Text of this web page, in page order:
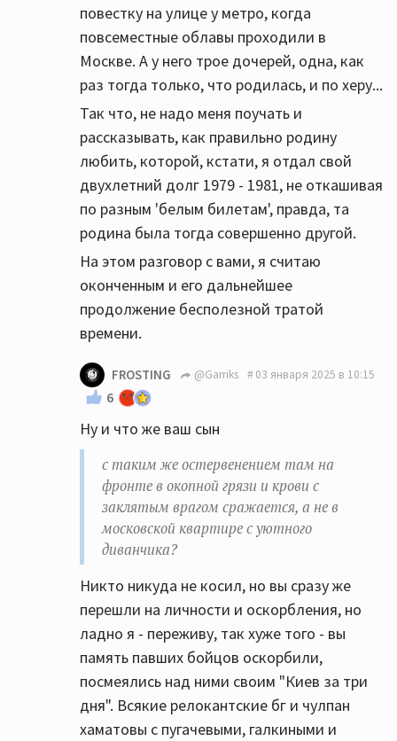
повестку на улице у метро, когда
повсеместные облавы проходили в
Москве. А у него трое дочерей, одна, как
раз тогда только, что родилась, и по херу...
Так что, не надо меня поучать и
рассказывать, как правильно родину
любить, которой, кстати, я отдал свой
двухлетний долг 1979 - 1981, не откашивая
по разным 'белым билетам', правда, та
родина была тогда совершенно другой.
На этом разговор с вами, я считаю
оконченным и его дальнейшее
продолжение бесполезной тратой
времени.
FROSTING @Garriks 03 января 2025 в 10:15
6
Ну и что же ваш сын
с таким же остервенением там на
фронте в окопной грязи и крови с
заклятым врагом сражается, а не в
московской квартире с уютного
диванчика?
Никто никуда не косил, но вы сразу же
перешли на личности и оскорбления, но
ладно я - переживу, так хуже того - вы
память павших бойцов оскорбили,
посмеялись над ними своим "Киев за три
дня". Всякие релокантские бг и чулпан
хаматовы с пугачевыми, галкиными и